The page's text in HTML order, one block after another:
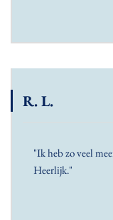
R. L.
"Ik heb zo veel
Heerlijk."